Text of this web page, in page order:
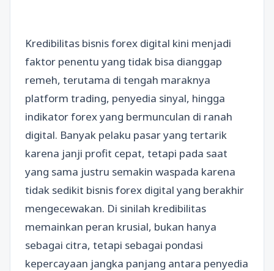
Kredibilitas bisnis forex digital kini menjadi
faktor penentu yang tidak bisa dianggap
remeh, terutama di tengah maraknya
platform trading, penyedia sinyal, hingga
indikator forex yang bermunculan di ranah
digital. Banyak pelaku pasar yang tertarik
karena janji profit cepat, tetapi pada saat
yang sama justru semakin waspada karena
tidak sedikit bisnis forex digital yang berakhir
mengecewakan. Di sinilah kredibilitas
memainkan peran krusial, bukan hanya
sebagai citra, tetapi sebagai pondasi
kepercayaan jangka panjang antara penyedia